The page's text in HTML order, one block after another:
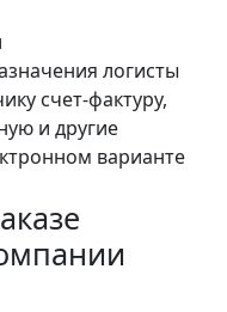
логисты
счет-фактуру,
и другие
варианте